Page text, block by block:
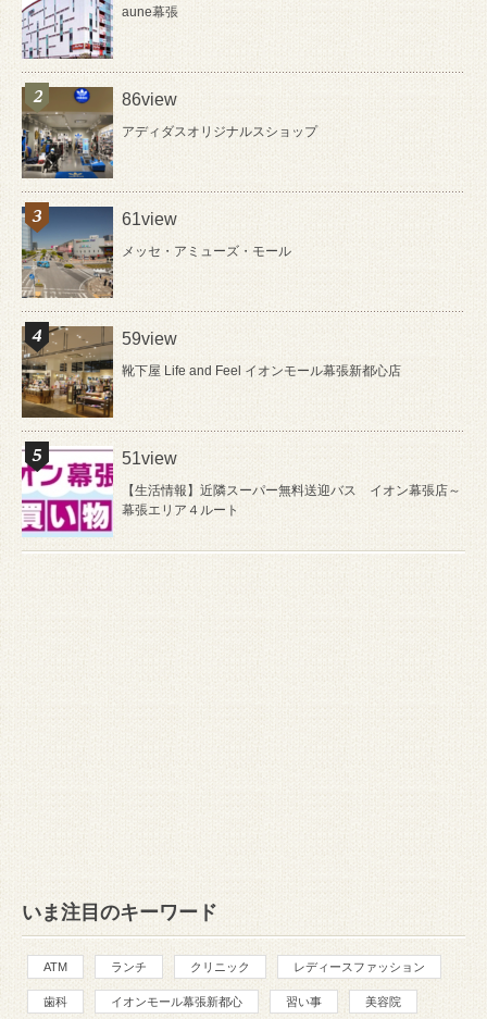
aune幕張
86view
アディダスオリジナルスショップ
61view
メッセ・アミューズ・モール
59view
靴下屋 Life and Feel イオンモール幕張新都心店
51view
【生活情報】近隣スーパー無料送迎バス イオン幕張店～
幕張エリア４ルート
いま注目のキーワード
ATM ランチ クリニック レディースファッション
歯科 イオンモール幕張新都心 習い事 美容院